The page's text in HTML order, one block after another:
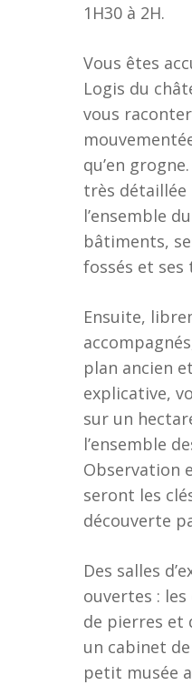
1H30 à 2H.
Vous êtes
Logis du
vous
qu’en
très
l’ensemble
bâtiments,
fossés et ses
Ensuite,
plan ancien
explicative,
sur un
l’ensemble
Observation
seront les
découverte
Des salles
ouvertes :
de pierres et
un cabinet
petit musée